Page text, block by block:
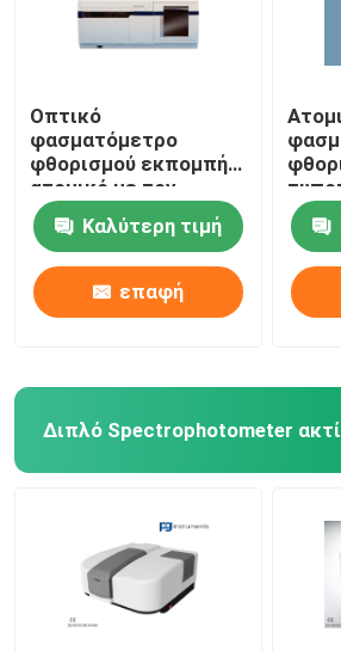
Οπτικό
φασματόμετρο
φθορισμού εκπομπής
ατομικό με τον
προγραμματίσημο
έλεγχο ταχύτητας
Καλύτερη τιμή
επαφή
Διπλό Spectrophotometer